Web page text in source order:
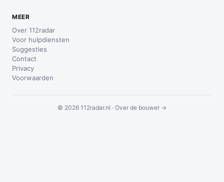
MEER
Over 112radar
Voor hulpdiensten
Suggesties
Contact
Privacy
Voorwaarden
© 2026 112radar.nl · Over de bouwer →